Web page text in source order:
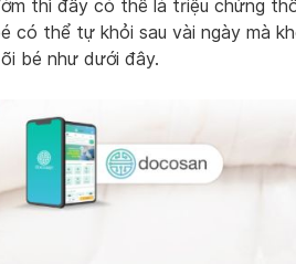
thì đây có thể là triệu chứng
có thể tự khỏi sau vài ngày mà
bé như dưới đây.